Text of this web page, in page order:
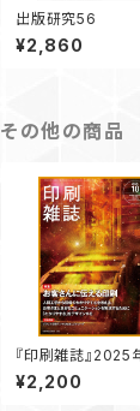
出版研究56
¥2,860
その他の商品
『印刷雑誌』2025
月号（9月19日発行
¥2,200